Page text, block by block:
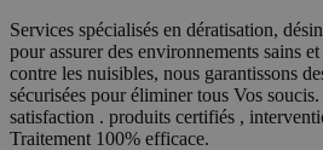
Services spécialisés en dératisation,
pour assurer des environnements sains
contre les nuisibles, nous garantissons
sécurisées pour éliminer tous Vos
satisfaction . produits certifiés ,
Traitement 100% efficace.